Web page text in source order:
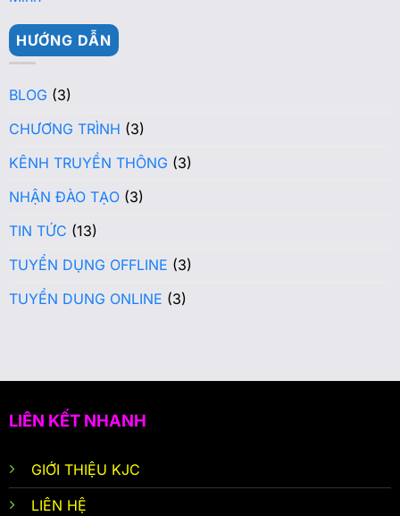
HƯỚNG DẪN
BLOG (3)
CHƯƠNG TRÌNH (3)
KÊNH TRUYỀN THÔNG (3)
NHẬN ĐÀO TẠO(3)
TIN TỨC (13)
TUYỂN DỤNG OFFLINE (3)
TUYỂN DUNG ONLINE (3)
LIÊN KẾT NHANH
GIỚI THIỆU KJC
LIÊN HỆ